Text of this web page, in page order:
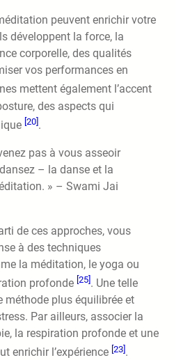
peuvent enrichir votre
développent la force, la
corporelle, des qualités
vos performances en
mettent également l’accent
des aspects qui
[20].
pas à vous asseoir
– la danse et la
» – Swami Jai
de ces approches, vous
à des techniques
la méditation, le yoga ou
profonde [25] . Une telle
plus équilibrée et
Par ailleurs, associer la
la respiration profonde et une
enrichir l’expérience [23].